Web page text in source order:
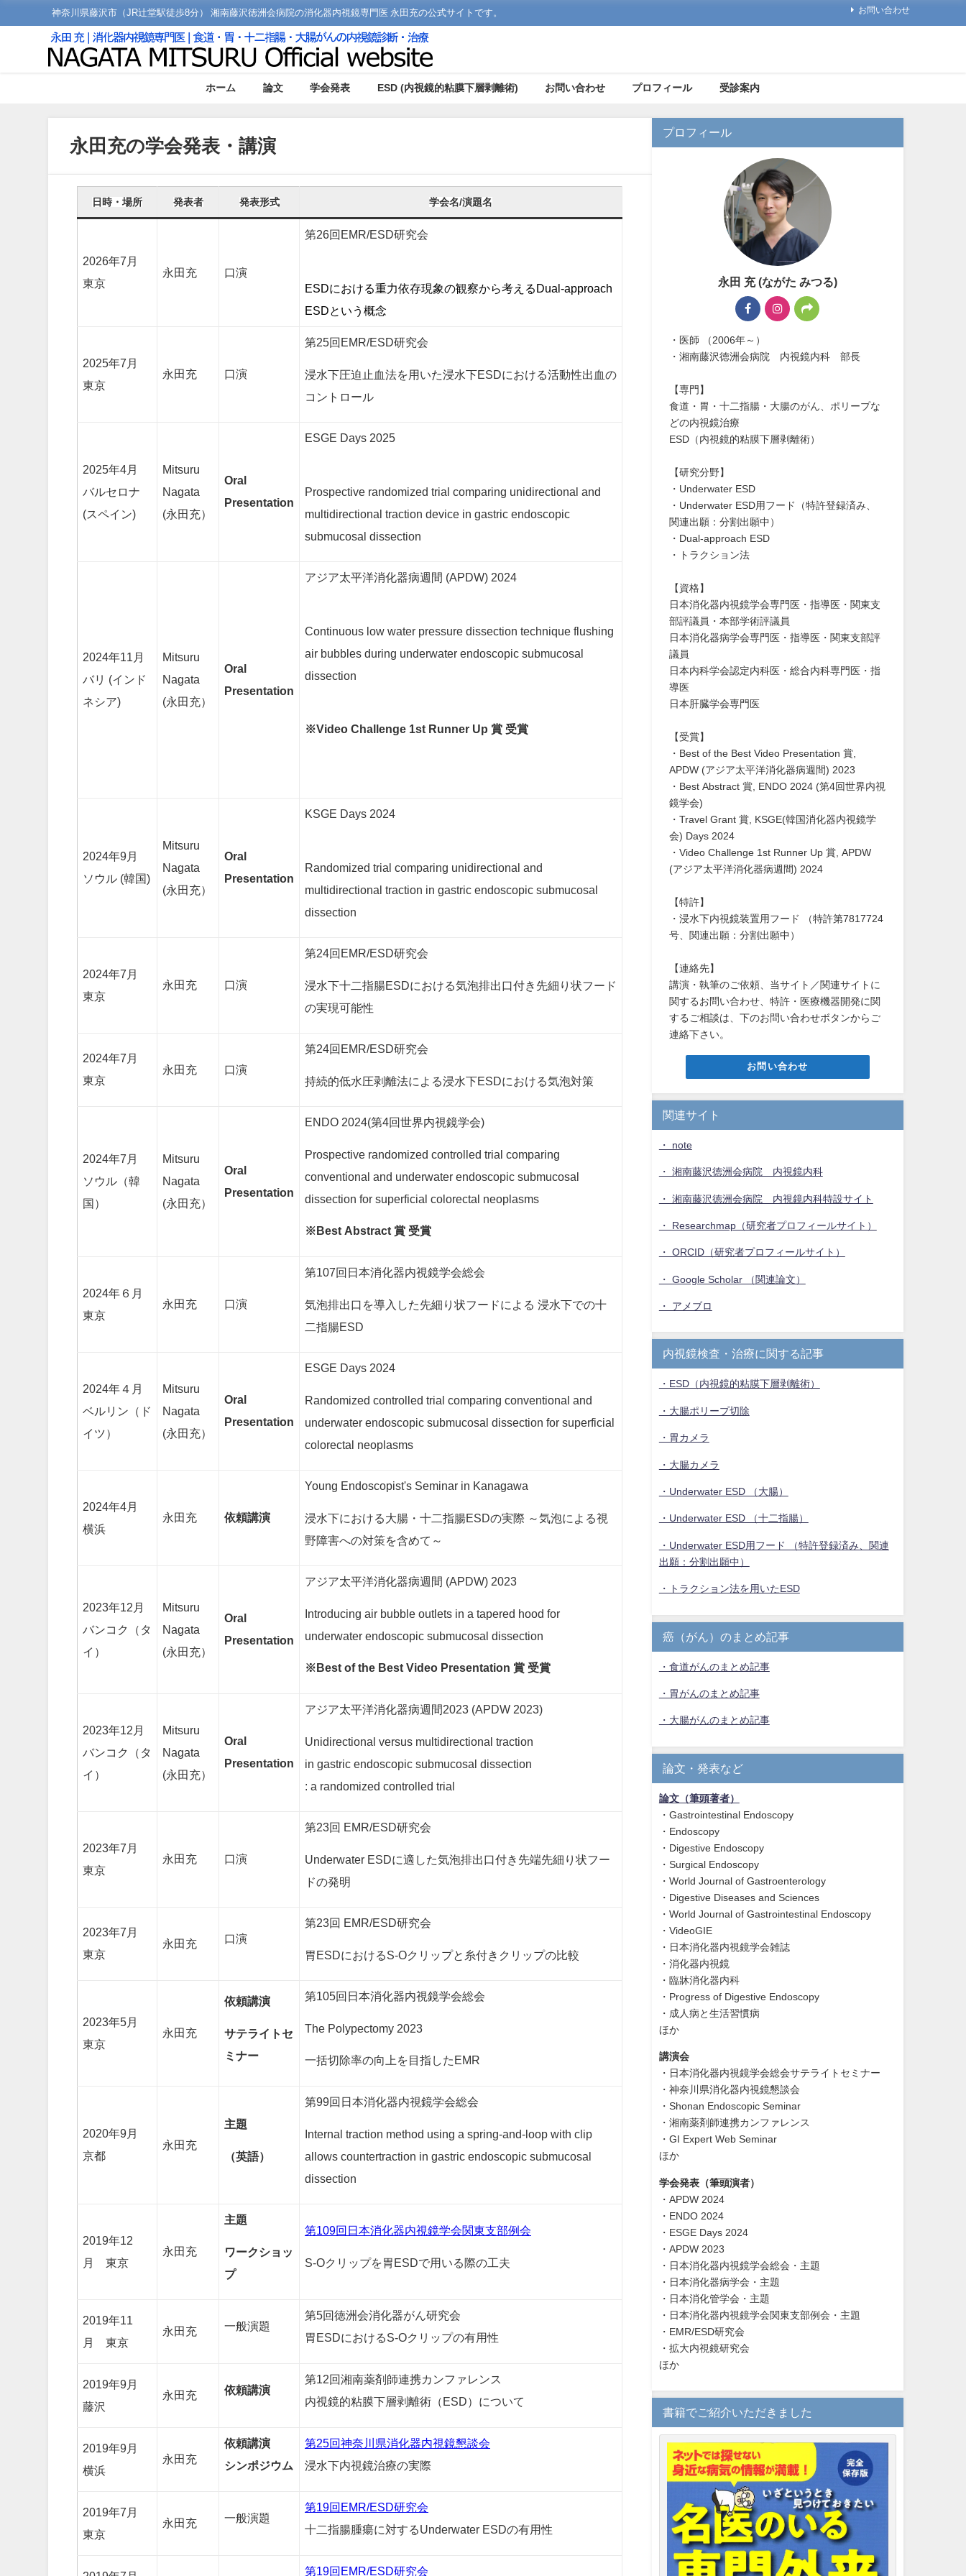
神奈川県藤沢市（JR辻堂駅徒歩8分） 湘南藤沢徳洲会病院の消化器内視鏡専門医 永田充の公式サイトです。 お問い合わせ
ホーム 論文 学会発表 ESD (内視鏡的粘膜下層剥離術) お問い合わせ プロフィール 受診案内
永田充の学会発表・講演
日時・場所 発表者 発表形式 学会名/演題名
2026年7月
東京
永田充 口演
第26回EMR/ESD研究会
ESDにおける重力依存現象の観察から考えるDual-approach
ESDという概念
2025年7月
東京
永田充 口演
第25回EMR/ESD研究会
浸水下圧迫止血法を用いた浸水下ESDにおける活動性出血の
コントロール
2025年4月
バルセロナ
(スペイン)
Mitsuru
Nagata
(永田充）
Oral
Presentation
ESGE Days 2025
Prospective randomized trial comparing unidirectional and
multidirectional traction device in gastric endoscopic
submucosal dissection
2024年11月
バリ (インド
ネシア)
Mitsuru
Nagata
(永田充）
Oral
Presentation
アジア太平洋消化器病週間 (APDW) 2024
Continuous low water pressure dissection technique flushing
air bubbles during underwater endoscopic submucosal
dissection
※Video Challenge 1st Runner Up 賞 受賞
2024年9月
ソウル (韓国)
Mitsuru
Nagata
(永田充）
Oral
Presentation
KSGE Days 2024
Randomized trial comparing unidirectional and
multidirectional traction in gastric endoscopic submucosal
dissection
2024年7月
東京
永田充 口演
第24回EMR/ESD研究会
浸水下十二指腸ESDにおける気泡排出口付き先細り状フード
の実現可能性
2024年7月
東京
永田充 口演
第24回EMR/ESD研究会
持続的低水圧剥離法による浸水下ESDにおける気泡対策
2024年7月
ソウル（韓
国）
Mitsuru
Nagata
(永田充）
Oral
Presentation
ENDO 2024(第4回世界内視鏡学会)
Prospective randomized controlled trial comparing
conventional and underwater endoscopic submucosal
dissection for superficial colorectal neoplasms
※Best Abstract 賞 受賞
2024年６月
東京
永田充 口演
第107回日本消化器内視鏡学会総会
気泡排出口を導入した先細り状フードによる 浸水下での十
二指腸ESD
2024年４月
ベルリン（ド
イツ）
Mitsuru
Nagata
(永田充）
Oral
Presentation
ESGE Days 2024
Randomized controlled trial comparing conventional and
underwater endoscopic submucosal dissection for superficial
colorectal neoplasms
2024年4月
横浜
永田充 依頼講演
Young Endoscopist's Seminar in Kanagawa
浸水下における大腸・十二指腸ESDの実際 ～気泡による視
野障害への対策を含めて～
2023年12月
バンコク（タ
イ）
Mitsuru
Nagata
(永田充）
Oral
Presentation
アジア太平洋消化器病週間 (APDW) 2023
Introducing air bubble outlets in a tapered hood for
underwater endoscopic submucosal dissection
※Best of the Best Video Presentation 賞 受賞
2023年12月
バンコク（タ
イ）
Mitsuru
Nagata
(永田充）
Oral
Presentation
アジア太平洋消化器病週間2023 (APDW 2023)
Unidirectional versus multidirectional traction
in gastric endoscopic submucosal dissection
: a randomized controlled trial
2023年7月
東京
永田充 口演
第23回 EMR/ESD研究会
Underwater ESDに適した気泡排出口付き先端先細り状フー
ドの発明
2023年7月
東京
永田充 口演
第23回 EMR/ESD研究会
胃ESDにおけるS-Oクリップと糸付きクリップの比較
2023年5月
東京
永田充
依頼講演
サテライトセ
ミナー
第105回日本消化器内視鏡学会総会
The Polypectomy 2023
一括切除率の向上を目指したEMR
2020年9月
京都
永田充
主題
（英語）
第99回日本消化器内視鏡学会総会
Internal traction method using a spring-and-loop with clip
allows countertraction in gastric endoscopic submucosal
dissection
2019年12
月 東京
永田充
主題
ワークショッ
プ
第109回日本消化器内視鏡学会関東支部例会
S-Oクリップを胃ESDで用いる際の工夫
2019年11
月 東京
永田充 一般演題
第5回徳洲会消化器がん研究会
胃ESDにおけるS-Oクリップの有用性
2019年9月
藤沢
永田充 依頼講演
第12回湘南薬剤師連携カンファレンス
内視鏡的粘膜下層剥離術（ESD）について
2019年9月
横浜
永田充
依頼講演
シンポジウム
第25回神奈川県消化器内視鏡懇談会
浸水下内視鏡治療の実際
2019年7月
東京
永田充 一般演題
第19回EMR/ESD研究会
十二指腸腫瘍に対するUnderwater ESDの有用性
第19回EMR/ESD研究会
プロフィール
永田 充 (ながた みつる)
・医師 （2006年～）
・湘南藤沢徳洲会病院 内視鏡内科 部長
【専門】
食道・胃・十二指腸・大腸のがん、ポリープな
どの内視鏡治療
ESD（内視鏡的粘膜下層剥離術）
【研究分野】
・Underwater ESD
・Underwater ESD用フード（特許登録済み、
関連出願：分割出願中）
・Dual-approach ESD
・トラクション法
【資格】
日本消化器内視鏡学会専門医・指導医・関東支
部評議員・本部学術評議員
日本消化器病学会専門医・指導医・関東支部評
議員
日本内科学会認定内科医・総合内科専門医・指
導医
日本肝臓学会専門医
【受賞】
・Best of the Best Video Presentation 賞,
APDW (アジア太平洋消化器病週間) 2023
・Best Abstract 賞, ENDO 2024 (第4回世界内視
鏡学会)
・Travel Grant 賞, KSGE(韓国消化器内視鏡学
会) Days 2024
・Video Challenge 1st Runner Up 賞, APDW
(アジア太平洋消化器病週間) 2024
【特許】
・浸水下内視鏡装置用フード （特許第7817724
号、関連出願：分割出願中）
【連絡先】
講演・執筆のご依頼、当サイト／関連サイトに
関するお問い合わせ、特許・医療機器開発に関
するご相談は、下のお問い合わせボタンからご
連絡下さい。
お問い合わせ
関連サイト
・ note
・ 湘南藤沢徳洲会病院 内視鏡内科
・ 湘南藤沢徳洲会病院 内視鏡内科特設サイト
・ Researchmap（研究者プロフィールサイト）
・ ORCID（研究者プロフィールサイト）
・ Google Scholar （関連論文）
・ アメブロ
内視鏡検査・治療に関する記事
・ESD（内視鏡的粘膜下層剥離術）
・大腸ポリープ切除
・胃カメラ
・大腸カメラ
・Underwater ESD （大腸）
・Underwater ESD （十二指腸）
・Underwater ESD用フード （特許登録済み、関連
出願：分割出願中）
・トラクション法を用いたESD
癌（がん）のまとめ記事
・食道がんのまとめ記事
・胃がんのまとめ記事
・大腸がんのまとめ記事
論文・発表など
論文（筆頭著者）
・Gastrointestinal Endoscopy
・Endoscopy
・Digestive Endoscopy
・Surgical Endoscopy
・World Journal of Gastroenterology
・Digestive Diseases and Sciences
・World Journal of Gastrointestinal Endoscopy
・VideoGIE
・日本消化器内視鏡学会雑誌
・消化器内視鏡
・臨牀消化器内科
・Progress of Digestive Endoscopy
・成人病と生活習慣病
ほか
講演会
・日本消化器内視鏡学会総会サテライトセミナー
・神奈川県消化器内視鏡懇談会
・Shonan Endoscopic Seminar
・湘南薬剤師連携カンファレンス
・GI Expert Web Seminar
ほか
学会発表（筆頭演者）
・APDW 2024
・ENDO 2024
・ESGE Days 2024
・APDW 2023
・日本消化器内視鏡学会総会・主題
・日本消化器病学会・主題
・日本消化管学会・主題
・日本消化器内視鏡学会関東支部例会・主題
・EMR/ESD研究会
・拡大内視鏡研究会
ほか
書籍でご紹介いただきました